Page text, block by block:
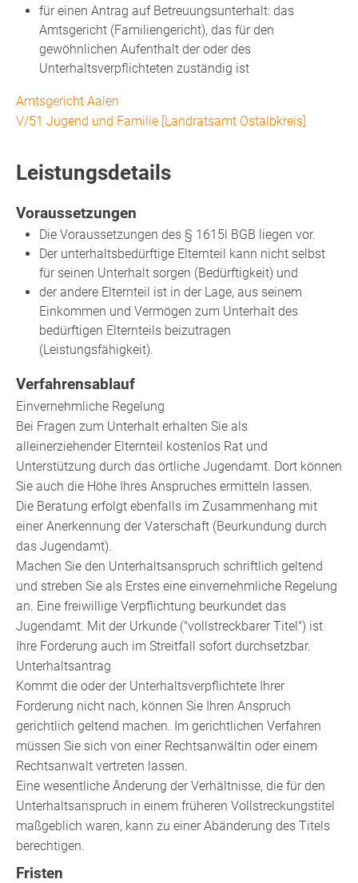
für einen Antrag auf Betreuungsunterhalt: das
Amtsgericht (Familiengericht), das für den
gewöhnlichen Aufenthalt der oder des
Unterhaltsverpflichteten zuständig ist
Amtsgericht Aalen
V/51 Jugend und Familie [Landratsamt Ostalbkreis]
Leistungsdetails
Voraussetzungen
Die Voraussetzungen des § 1615l BGB liegen vor.
Der unterhaltsbedürftige Elternteil kann nicht selbst
für seinen Unterhalt sorgen (Bedürftigkeit) und
der andere Elternteil ist in der Lage, aus seinem
Einkommen und Vermögen zum Unterhalt des
bedürftigen Elternteils beizutragen
(Leistungsfähigkeit).
Verfahrensablauf
Einvernehmliche Regelung
Bei Fragen zum Unterhalt erhalten Sie als
alleinerziehender Elternteil kostenlos Rat und
Unterstützung durch das örtliche Jugendamt. Dort können
Sie auch die Höhe Ihres Anspruches ermitteln lassen.
Die Beratung erfolgt ebenfalls im Zusammenhang mit
einer Anerkennung der Vaterschaft (Beurkundung durch
das Jugendamt).
Machen Sie den Unterhaltsanspruch schriftlich geltend
und streben Sie als Erstes eine einvernehmliche Regelung
an. Eine freiwillige Verpflichtung beurkundet das
Jugendamt. Mit der Urkunde ("vollstreckbarer Titel") ist
Ihre Forderung auch im Streitfall sofort durchsetzbar.
Unterhaltsantrag
Kommt die oder der Unterhaltsverpflichtete Ihrer
Forderung nicht nach, können Sie Ihren Anspruch
gerichtlich geltend machen. Im gerichtlichen Verfahren
müssen Sie sich von einer Rechtsanwältin oder einem
Rechtsanwalt vertreten lassen.
Eine wesentliche Änderung der Verhältnisse, die für den
Unterhaltsanspruch in einem früheren Vollstreckungstitel
maßgeblich waren, kann zu einer Abänderung des Titels
berechtigen.
Fristen